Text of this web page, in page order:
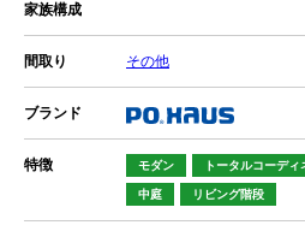
家族構成
間取り その他
ブランド
特徴 モダン トータルコーディ
中庭 リビング階段